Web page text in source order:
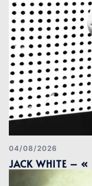
04/08/2026
JACK WHITE – «